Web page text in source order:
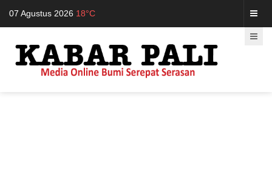
07 Agustus 2026 18°C